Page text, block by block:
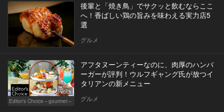
後輩と「焼き鳥」でサクッと飲むならここ
へ！香ばしい鶏の旨みを味わえる実力店5
選
グルメ
Vol.1
Editor's Choice～gourmet～
アフタヌーンティーなのに、肉厚のハンバ
ーガーが評判！ウルフギャング氏が放つイ
タリアンの新メニュー
グルメ